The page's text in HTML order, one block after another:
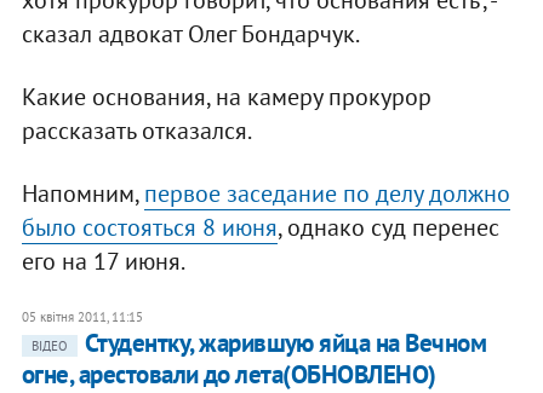
сказал адвокат Олег Бондарчук.
Какие основания, на камеру прокурор
рассказать отказался.
Напомним,первое заседание по делу должно
было состояться 8 июня, однако суд перенес
его на 17 июня.
05 квітня 2011, 11:15
ВІДЕО
Студентку, жарившую яйца на Вечном
огне, арестовали до лета(ОБНОВЛЕНО)